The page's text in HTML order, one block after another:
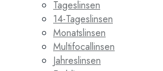
Tageslinsen
14-Tageslinsen
Monatslinsen
Multifocallinsen
Jahreslinsen